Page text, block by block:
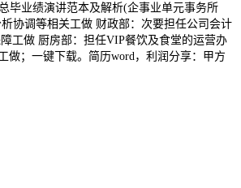
毕业绩演讲范本及解析(企事业单元事务所
协调等相关工做 财政部：次要担任公司会计
工做 厨房部：担任VIP餐饮及食堂的运营办
做；一键下载。简历word，利润分享：甲方